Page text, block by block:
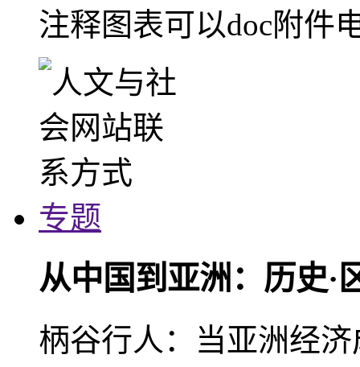
注释图表可以doc附件
专题
从中国到亚洲：历史·
柄谷行人：当亚洲经